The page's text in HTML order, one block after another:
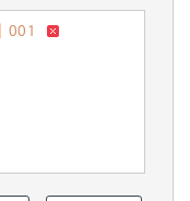
001